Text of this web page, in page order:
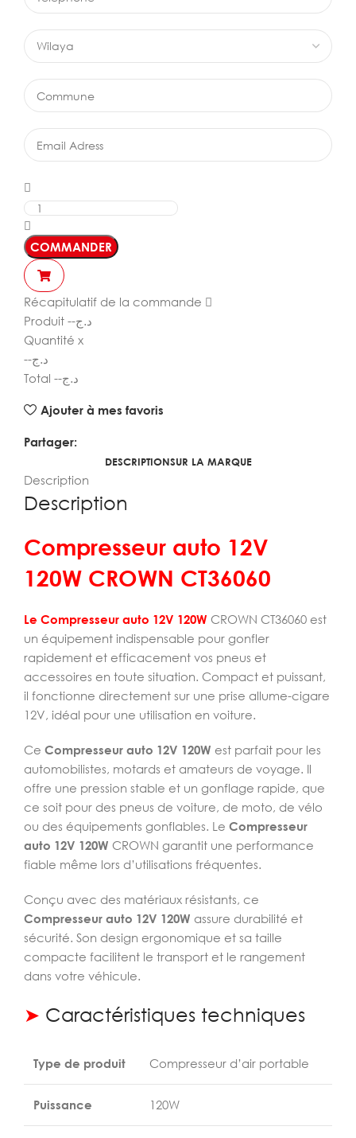
COMMANDER
Récapitulatif de la commande
Produit --د.ج
Quantité x
--د.ج
Total --د.ج
Ajouter à mes favoris
Partager:
DESCRIPTIONSUR LA MARQUE
Description
Description
Compresseur auto 12V
120W CROWN CT36060
Le Compresseur auto 12V 120W CROWN CT36060 est
un équipement indispensable pour gonfler
rapidement et efficacement vos pneus et
accessoires en toute situation. Compact et puissant,
il fonctionne directement sur une prise allume-cigare
12V, idéal pour une utilisation en voiture.
Ce Compresseur auto 12V 120W est parfait pour les
automobilistes, motards et amateurs de voyage. Il
offre une pression stable et un gonflage rapide, que
ce soit pour des pneus de voiture, de moto, de vélo
ou des équipements gonflables. Le Compresseur
auto 12V 120W CROWN garantit une performance
fiable même lors d’utilisations fréquentes.
Conçu avec des matériaux résistants, ce
Compresseur auto 12V 120W assure durabilité et
sécurité. Son design ergonomique et sa taille
compacte facilitent le transport et le rangement
dans votre véhicule.
➤ Caractéristiques techniques
Type de produit Compresseur d’air portable
Puissance 120W